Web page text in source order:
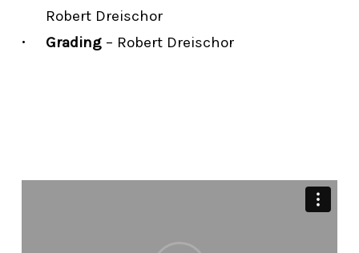
Robert Dreischor
Grading– Robert Dreischor